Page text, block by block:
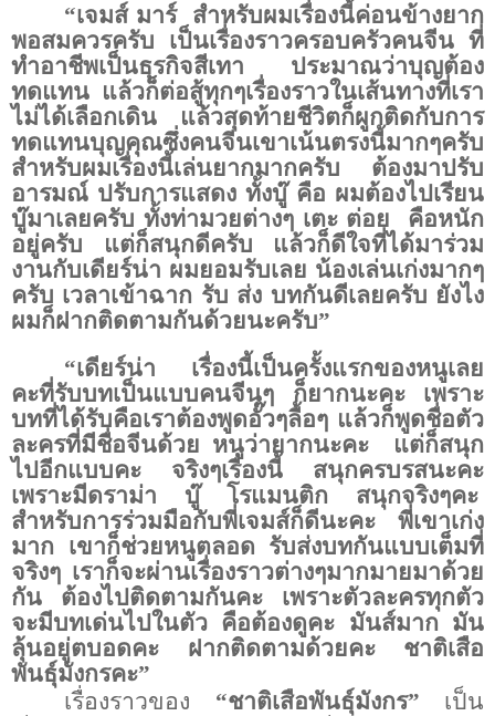
“เจมส์ มาร์ สำหรับผมเรื่องนี้ค่อนข้างยาก
พอสมควรครับ เป็นเรื่องราวครอบครัวคนจีน ที่
ทำอาชีพเป็นธุรกิจสีเทา ประมาณว่าบุญต้อง
ทดแทน แล้วก็ต่อสู้ทุกๆเรื่องราวในเส้นทางที่เรา
ไม่ได้เลือกเดิน แล้วสุดท้ายชีวิตก็ผูกติดกับการ
ทดแทนบุญคุณซึ่งคนจีนเขาเน้นตรงนี้มากๆครับ
สำหรับผมเรื่องนี้เล่นยากมากครับ ต้องมาปรับ
อารมณ์ ปรับการแสดง ทั้งบู๊ คือ ผมต้องไปเรียน
บู๊มาเลยครับ ทั้งท่ามวยต่างๆ เตะ ต่อย
คือหนัก
อยู่ครับ แต่ก็สนุกดีครับ แล้วก็ดีใจที่ได้มาร่วม
งานกับเดียร์น่า ผมยอมรับเลย น้องเล่นเก่งมากๆ
ครับ เวลาเข้าฉาก รับ ส่ง บทกันดีเลยครับ ยังไง
ผมก็ฝากติดตามกันด้วยนะครับ”
“เดียร์น่า
เรื่องนี้เป็นครั้งแรกของหนูเลย
คะที่รับบทเป็นแบบคนจีนๆ ก็ยากนะคะ เพราะ
บทที่ได้รับคือเราต้องพูดอั๊วๆลื้อๆ แล้วก็พูดชื่อตัว
ละครที่มีชื่อจีนด้วย หนูว่ายากนะคะ
แต่ก็สนุก
ไปอีกแบบคะ จริงๆเรื่องนี้ สนุกครบรสนะคะ
เพราะมีดราม่า บู๊ โรแมนติก สนุกจริงๆคะ
สำหรับการร่วมมือกับพี่เจมส์ก็ดีนะคะ พี่เขาเก่ง
มาก เขาก็ช่วยหนูตลอด รับส่งบทกันแบบเต็มที่
จริงๆ เราก็จะผ่านเรื่องราวต่างๆมากมายมาด้วย
กัน ต้องไปติดตามกันคะ เพราะตัวละครทุกตัว
จะมีบทเด่นไปในตัว คือต้องดูคะ มันส์มาก มัน
ลุ้นอยู่ตบอดคะ ฝากติดตามด้วยคะ ชาติเสือ
พันธุ์มังกรคะ”
เรื่องราวของ “ชาติเสือพันธุ์มังกร” เป็น